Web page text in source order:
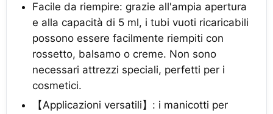
Facile da riempire: grazie all'ampia apertura
e alla capacità di 5 ml, i tubi vuoti ricaricabili
possono essere facilmente riempiti con
rossetto, balsamo o creme. Non sono
necessari attrezzi speciali, perfetti per i
cosmetici.
【Applicazioni versatili】: i manicotti per